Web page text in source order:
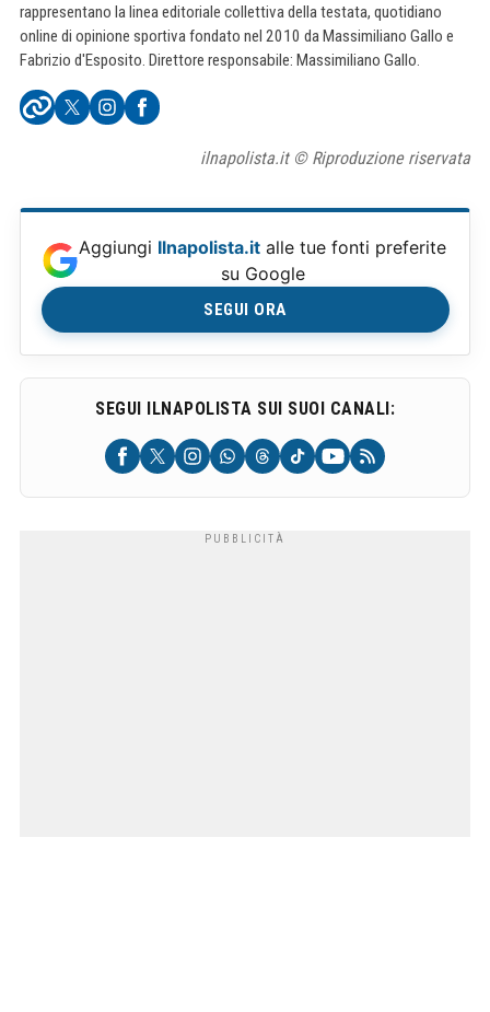
rappresentano la linea editoriale collettiva della testata, quotidiano
online di opinione sportiva fondato nel 2010 da Massimiliano Gallo e
Fabrizio d'Esposito. Direttore responsabile: Massimiliano Gallo.
ilnapolista.it © Riproduzione riservata
Aggiungi Ilnapolista.it alle tue fonti preferite
su Google
SEGUI ORA
SEGUI ILNAPOLISTA SUI SUOI CANALI: